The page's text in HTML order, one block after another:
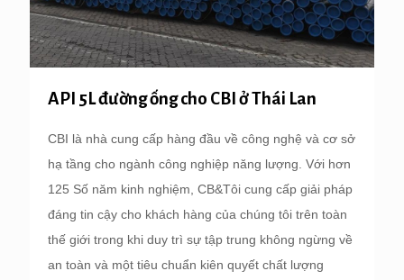
API 5L đường ống cho CBI ở Thái Lan
CBI là nhà cung cấp hàng đầu về công nghệ và cơ sở
hạ tầng cho ngành công nghiệp năng lượng. Với hơn
125 Số năm kinh nghiệm, CB&Tôi cung cấp giải pháp
đáng tin cậy cho khách hàng của chúng tôi trên toàn
thế giới trong khi duy trì sự tập trung không ngừng về
an toàn và một tiêu chuẩn kiên quyết chất lượng